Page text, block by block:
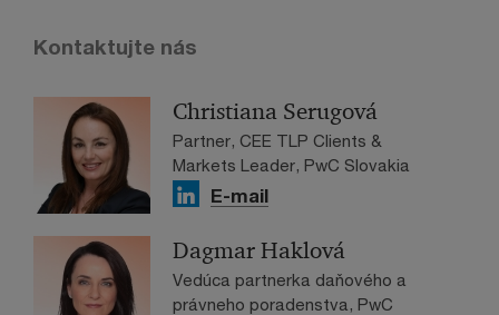
Kontaktujte nás
Christiana Serugová
Partner, CEE TLP Clients &
Markets Leader, PwC Slovakia
E-mail
Dagmar Haklová
Vedúca partnerka daňového a
právneho poradenstva, PwC